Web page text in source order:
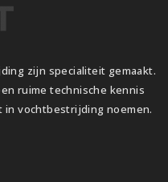
zijn specialiteit gemaakt.
ruime technische kennis
in vochtbestrijding noemen.